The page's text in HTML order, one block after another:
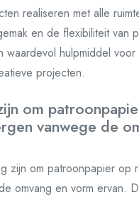
realiseren met alle
en de flexibiliteit van
waardevol hulpmiddel
projecten.
om
vanwege de
zijn om patroonpapier op
omvang en vorm ervan.